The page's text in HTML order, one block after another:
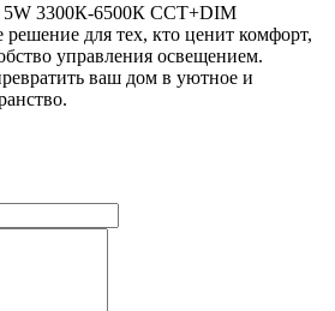
3300К-6500К CCT+DIM
для тех, кто ценит комфорт,
управления освещением.
ваш дом в уютное и